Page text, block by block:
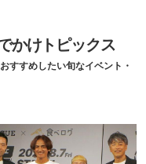
かけトピックス
すすめしたい旬なイベント・